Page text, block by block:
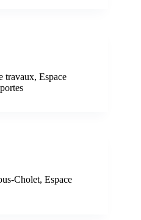
travaux, Espace
Cholet, Espace